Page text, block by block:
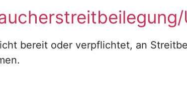
bereit oder verpflichtet, an